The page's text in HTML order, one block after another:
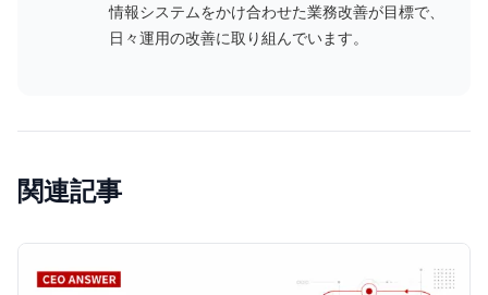
情報システムをかけ合わせた業務改善が目標で、
日々運用の改善に取り組んでいます。
関連記事